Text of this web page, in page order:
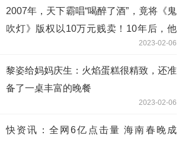
2007年，天下霸唱“喝醉了酒”，竟将《鬼
吹灯》版权以10万元贱卖！10年后，他
2023-02-06
黎姿给妈妈庆生：火焰蛋糕很精致，还准
备了一桌丰富的晚餐
2023-02-06
快资讯：全网6亿点击量 海南春晚成